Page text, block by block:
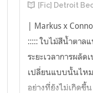
[Fic] Detroit
| Markus x
::::: ใบไม้สีน้ำตาล
ระยะเวลาการผลัด
เปลี่ยนแบบนั้นไห
อย่างที่ยังไม่เกิดขึ้